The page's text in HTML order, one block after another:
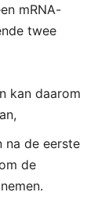
mRNA-
twee
kan daarom
na de eerste
de